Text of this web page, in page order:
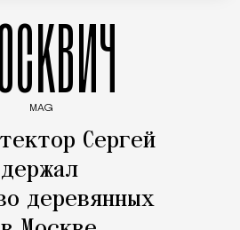
MAG
Сергей
деревянных